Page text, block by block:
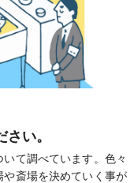
い。
て調べています。色々
斎場を決めていく事が